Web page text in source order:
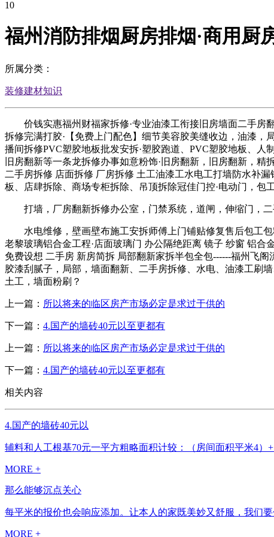
10
福州消防排烟厨房排烟·商用厨
所属分类：
装修建材知识
价钱实惠福州财福家拆修·专业油漆工衔接旧房墙面二手房
拆修完满打胶·【免费上门配色】细节美容胶美缝收边，油漆
播间拆修PVC塑胶地板批发安拆·塑胶跑道、PVC塑胶地板、
旧房翻新等一条龙拆修办事如意粉饰·旧房翻新，旧房翻新，
二手房拆修 店面拆修 厂房拆修 土工油漆工水电工打墙防水补
板、店肆拆除、商场专柜拆除、吊顶拆除冠佳门控·电动门，包
打墙，厂房翻新拆修办公室，门禁系统，道闸，伸缩门，二
水电维修，壁画壁布施工安拆师傅上门铺贴修复售后包工包
老黎玻璃铝合金工程·店面玻璃门 办公隔绝距离 镜子 纱窗 铝合
免费设想 二手房 新房简拆 局部翻新家拆半包全包------福州飞
胶漆刮腻子，局部，墙面翻新、二手房拆修、水电、油漆工刷
土工，墙面粉刷？
上一篇： 所以将来的临区房产市场必定是求过于供的
下一篇： 4.国产的墙砖40元以至更都有
上一篇： 所以将来的临区房产市场必定是求过于供的
下一篇： 4.国产的墙砖40元以至更都有
相关内容
4.国产的墙砖40元以
辅料和人工根基70元一平方粗略面积计较：（房间面积平米4
MORE +
那么能够沉点关心
每平米的报价也会响应添加。让本人的家既美妙又舒服，我们
MORE +